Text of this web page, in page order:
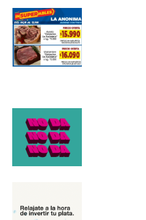
Suscribirme gratis
Dirección de correo electrónico
Apellidos
Número de teléfono